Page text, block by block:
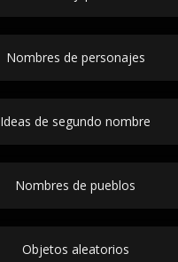
Nombres de personajes
Ideas de segundo nombre
Nombres de pueblos
Objetos aleatorios